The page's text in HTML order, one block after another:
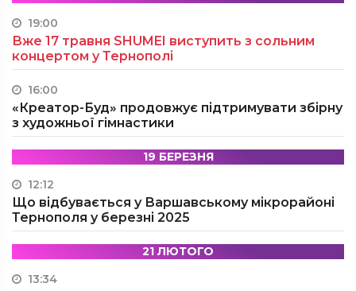
19:00
Вже 17 травня SHUMEI виступить з сольним
концертом у Тернополі
16:00
«Креатор-Буд» продовжує підтримувати збірну
з художньої гімнастики
19 БЕРЕЗНЯ
12:12
Що відбувається у Варшавському мікрорайоні
Тернополя у березні 2025
21 ЛЮТОГО
13:34